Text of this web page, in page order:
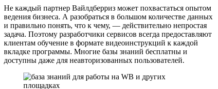
Не каждый партнер Вайлдберриз может похвастаться опытом
ведения бизнеса. А разобраться в большом количестве данных
и правильно понять, что к чему, — действительно непростая
задача. Поэтому разработчики сервисов всегда предоставляют
клиентам обучение в формате видеоинструкций к каждой
вкладке программы. Многие базы знаний бесплатны и
доступны даже для неавторизованных пользователей.